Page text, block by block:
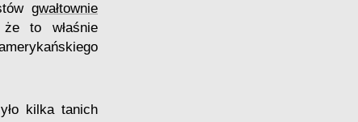
gwałtownie
to właśnie
kilka tanich